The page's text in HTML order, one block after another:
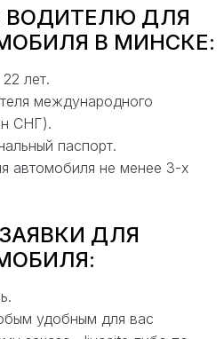
ВОДИТЕЛЮ ДЛЯ
В МИНСКЕ:
лет.
международного
СНГ).
паспорт.
автомобиля не менее 3-х
ДЛЯ
удобным для вас